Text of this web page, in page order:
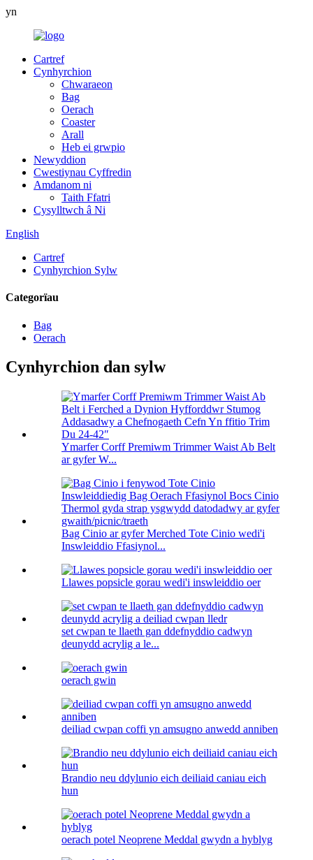
yn
Cartref
Cynhyrchion
Chwaraeon
Bag
Oerach
Coaster
Arall
Heb ei grwpio
Newyddion
Cwestiynau Cyffredin
Amdanom ni
Taith Ffatri
Cysylltwch â Ni
English
Cartref
Cynhyrchion Sylw
Categorïau
Bag
Oerach
Cynhyrchion dan sylw
Ymarfer Corff Premiwm Trimmer Waist Ab Belt
ar gyfer W...
Bag Cinio ar gyfer Merched Tote Cinio wedi'i
Inswleiddio Ffasiynol...
Llawes popsicle gorau wedi'i inswleiddio oer
set cwpan te llaeth gan ddefnyddio cadwyn
deunydd acrylig a le...
oerach gwin
deiliad cwpan coffi yn amsugno anwedd anniben
Brandio neu ddylunio eich deiliaid caniau eich
hun
oerach potel Neoprene Meddal gwydn a hyblyg